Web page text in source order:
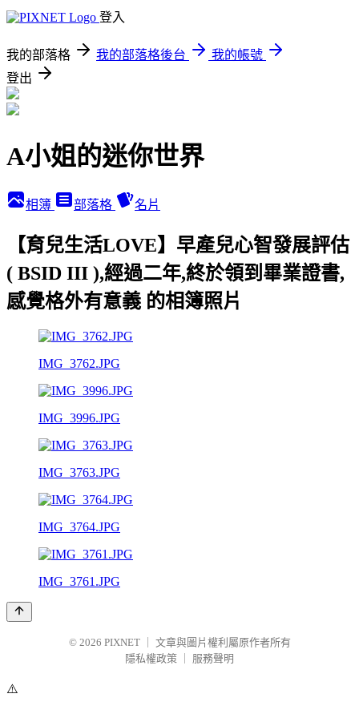
登入
我的部落格 我的部落格後台
我的帳號
登出
A小姐的迷你世界
相簿 部落格 名片
【育兒生活LOVE】早產兒心智發展評估
( BSID III ),經過二年,終於領到畢業證書,
感覺格外有意義 的相簿照片
IMG_3762.JPG
IMG_3996.JPG
IMG_3763.JPG
IMG_3764.JPG
IMG_3761.JPG
© 2026 PIXNET
文章與圖片權利屬原作者所有
隱私權政策
服務聲明
⚠️